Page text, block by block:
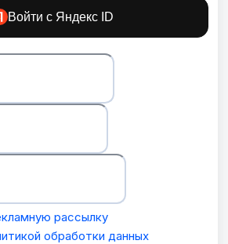
Войти с Яндекс ID
рассылку
обработки данных